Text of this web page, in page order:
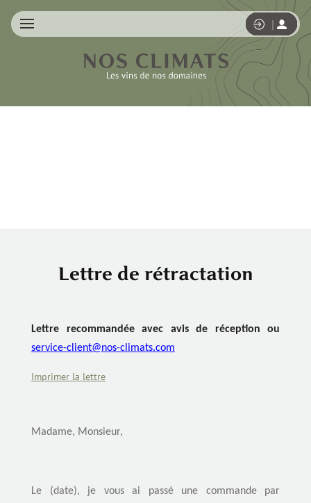
Lettre de rétractation
Lettre recommandée avec avis de réception ou
service-client@nos-climats.com
Imprimer la lettre
Madame, Monsieur,
Le (date), je vous ai passé une commande par